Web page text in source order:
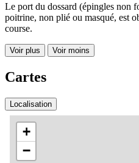
Le port du dossard (épingles non
poitrine, non plié ou masqué, est
course.
Voir plus Voir moins
Cartes
Localisation